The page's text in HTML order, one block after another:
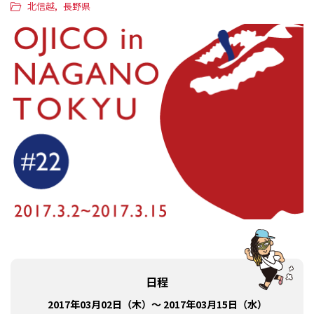
北信越 長野県
日程
2017年03月02日（木）～ 2017年03月15日（水）